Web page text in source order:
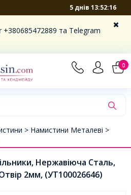
5 днів 13:52:16
+380685472889 та Telegram
0
> Намистини Металеві >
Нержавіюча Сталь,
2мм, (УТ100026646)